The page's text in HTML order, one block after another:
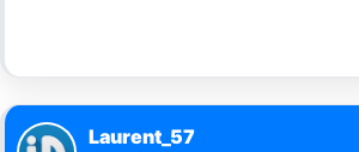
Laurent_57